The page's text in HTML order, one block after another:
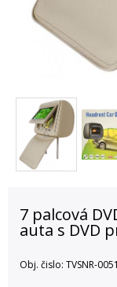
7 palcová
auta s DVD
Obj. čislo: TVSNR-